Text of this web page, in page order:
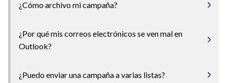
¿Cómo archivo mi campaña?
¿Por qué mis correos electrónicos se ven mal en
Outlook?
¿Puedo enviar una campaña a varias listas?